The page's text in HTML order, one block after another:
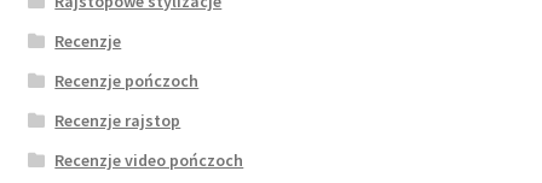
Recenzje
Recenzje pończoch
Recenzje rajstop
Recenzje video pończoch